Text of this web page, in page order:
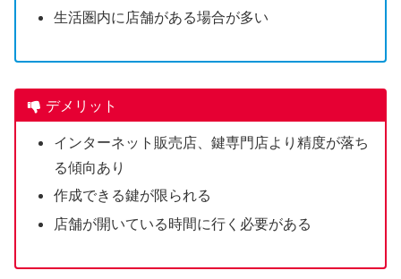
生活圏内に店舗がある場合が多い
デメリット
インターネット販売店、鍵専門店より精度が落ち
る傾向あり
作成できる鍵が限られる
店舗が開いている時間に行く必要がある